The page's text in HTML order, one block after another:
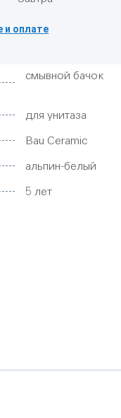
и оплате
смывной бачок
для унитаза
Bau Ceramic
альпин-белый
5 лет